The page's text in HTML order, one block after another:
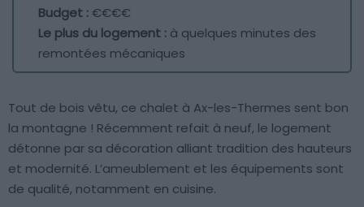
Budget :€€€€
Le plus du logement : à quelques minutes des
remontées mécaniques
Tout de bois vêtu, ce chalet à Ax-les-Thermes sent bon
la montagne ! Récemment refait à neuf, le logement
détonne par sa décoration alliant tradition des hauteurs
et modernité. L’ameublement et les équipements sont
de qualité, notamment en cuisine.